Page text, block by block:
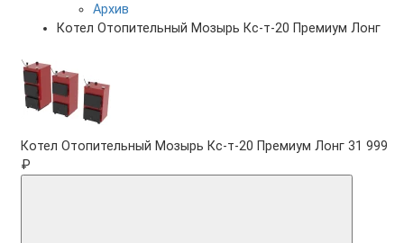
Архив
Котел Отопительный Мозырь Кc-т-20 Премиум Лонг
Котел Отопительный Мозырь Кc-т-20 Премиум Лонг 31 999
₽